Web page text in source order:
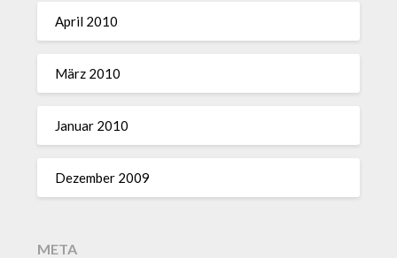
April 2010
März 2010
Januar 2010
Dezember 2009
META